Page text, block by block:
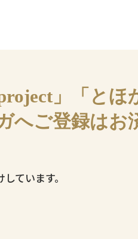
」「とほ
へご登録はお
ています。